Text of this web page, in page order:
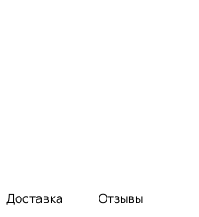
Доставка Отзывы